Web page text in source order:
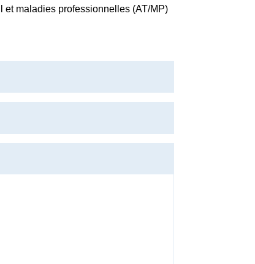
et maladies professionnelles (AT/MP)